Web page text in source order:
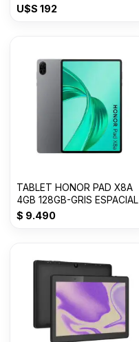
U$S 192
TABLET HONOR PAD X8A
4GB 128GB-GRIS ESPACIAL
$ 9.490